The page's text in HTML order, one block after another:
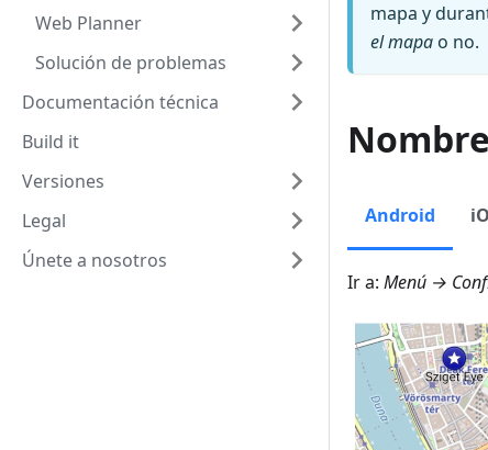
Web Planner
Solución de problemas
Documentación técnica
Build it
Versiones
Legal
Únete a nosotros
mapa y
el mapa o no.
Android
Ir a: Menú →